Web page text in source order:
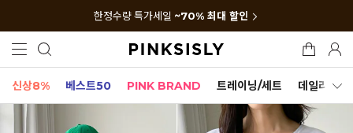
한정수량 특가세일 ~70% 최대 할인
신상8% 베스트50 PINK BRAND 트레이닝/세트 데일리세트